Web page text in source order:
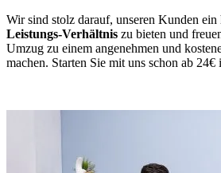
Wir sind stolz darauf, unseren Kunden ein
Leistungs-Verhältnis zu bieten und
Umzug zu einem angenehmen und
machen. Starten Sie mit uns schon ab 24€